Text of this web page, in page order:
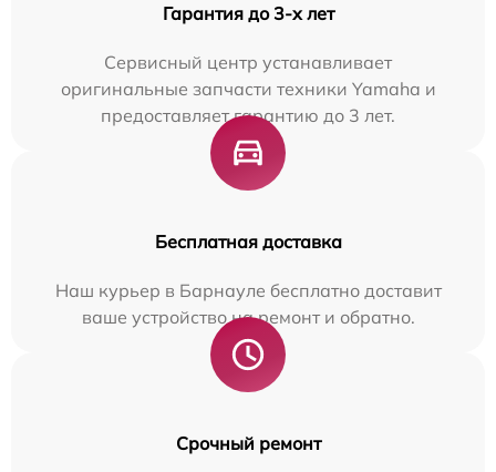
Гарантия до 3-х лет
Сервисный центр устанавливает
оригинальные запчасти техники Yamaha и
предоставляет гарантию до 3 лет.
Бесплатная доставка
Наш курьер в Барнауле бесплатно доставит
ваше устройство на ремонт и обратно.
Срочный ремонт